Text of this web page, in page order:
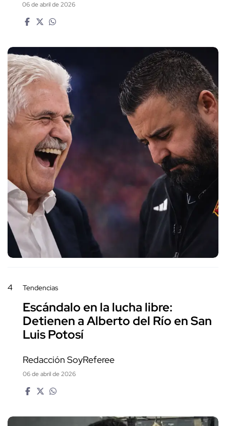
06 de abril de 2026
4 Tendencias
Escándalo en la lucha libre:
Detienen a Alberto del Río en San
Luis Potosí
Redacción SoyReferee
06 de abril de 2026